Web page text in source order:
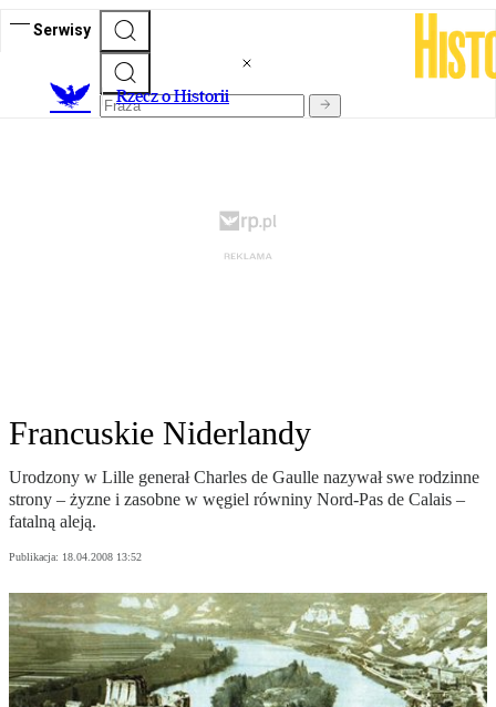
Serwisy
Rzecz o Historii
Francuskie Niderlandy
Urodzony w Lille generał Charles de Gaulle nazywał swe rodzinne
strony – żyzne i zasobne w węgiel równiny Nord-Pas de Calais –
fatalną aleją.
Publikacja: 18.04.2008 13:52